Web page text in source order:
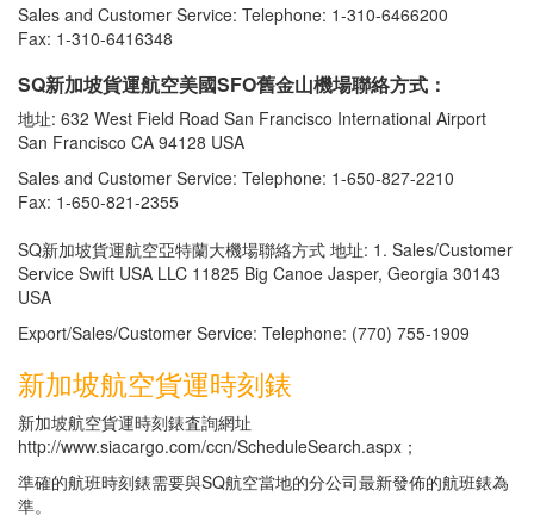
Sales and Customer Service: Telephone: 1-310-6466200
Fax: 1-310-6416348
SQ新加坡貨運航空美國SFO舊金山機場聯絡方式：
地址: 632 West Field Road San Francisco International Airport
San Francisco CA 94128 USA
Sales and Customer Service: Telephone: 1-650-827-2210
Fax: 1-650-821-2355
SQ新加坡貨運航空亞特蘭大機場聯絡方式 地址: 1. Sales/Customer
Service Swift USA LLC 11825 Big Canoe Jasper, Georgia 30143
USA
Export/Sales/Customer Service: Telephone: (770) 755-1909
新加坡航空貨運時刻錶
新加坡航空貨運時刻錶査詢網址
http://www.siacargo.com/ccn/ScheduleSearch.aspx；
準確的航班時刻錶需要與SQ航空當地的分公司最新發佈的航班錶為
準。